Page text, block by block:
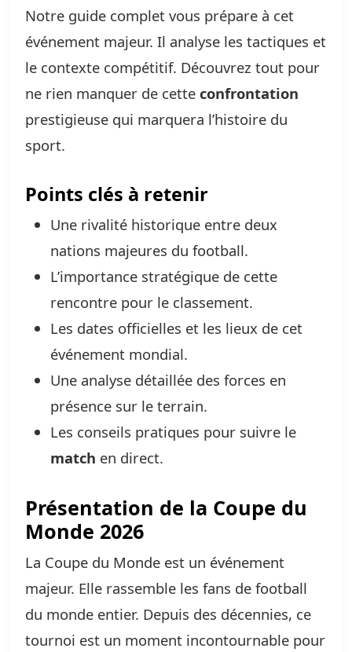
Notre guide complet vous prépare à cet
événement majeur. Il analyse les tactiques et
le contexte compétitif. Découvrez tout pour
ne rien manquer de cette confrontation
prestigieuse qui marquera l’histoire du
sport.
Points clés à retenir
Une rivalité historique entre deux
nations majeures du football.
L’importance stratégique de cette
rencontre pour le classement.
Les dates officielles et les lieux de cet
événement mondial.
Une analyse détaillée des forces en
présence sur le terrain.
Les conseils pratiques pour suivre le
match en direct.
Présentation de la Coupe du
Monde 2026
La Coupe du Monde est un événement
majeur. Elle rassemble les fans de football
du monde entier. Depuis des décennies, ce
tournoi est un moment incontournable pour